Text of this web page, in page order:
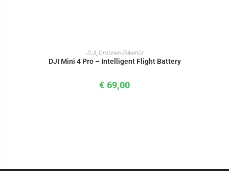
IN DEN WARENKORB
-DJI, Drohnen-Zubehör
DJI Mini 4 Pro – Intelligent Flight Battery
€ 69,00